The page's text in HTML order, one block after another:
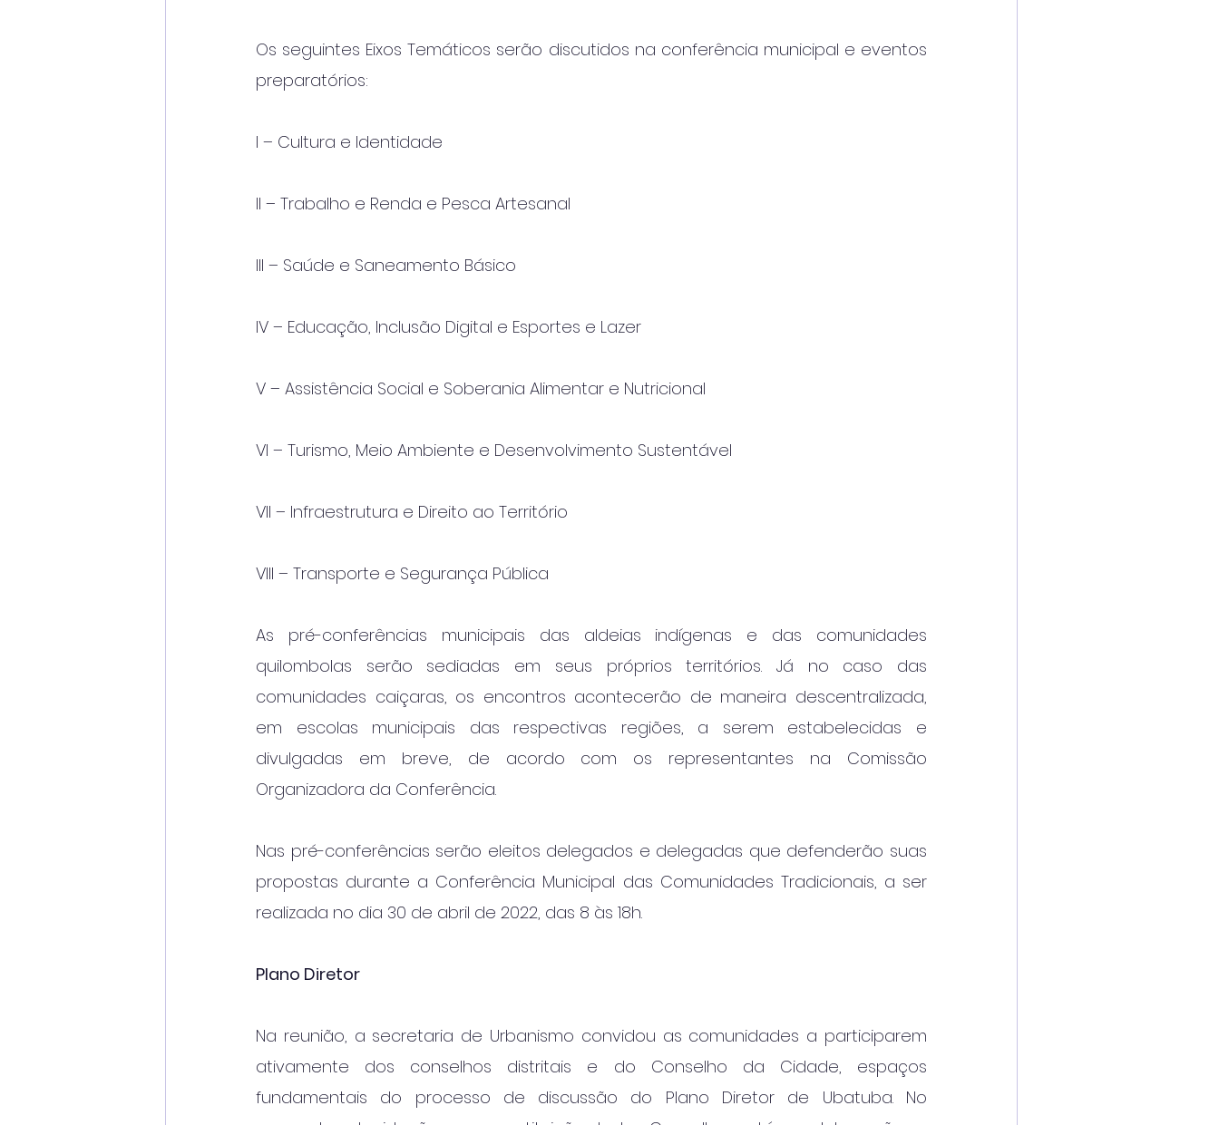
Os seguintes Eixos Temáticos serão discutidos na conferência municipal e eventos
preparatórios:
I – Cultura e Identidade
II – Trabalho e Renda e Pesca Artesanal
III – Saúde e Saneamento Básico
IV – Educação, Inclusão Digital e Esportes e Lazer
V – Assistência Social e Soberania Alimentar e Nutricional
VI – Turismo, Meio Ambiente e Desenvolvimento Sustentável
VII – Infraestrutura e Direito ao Território
VIII – Transporte e Segurança Pública
As pré-conferências municipais das aldeias indígenas e das comunidades
quilombolas serão sediadas em seus próprios territórios. Já no caso das
comunidades caiçaras, os encontros acontecerão de maneira descentralizada,
em escolas municipais das respectivas regiões, a serem estabelecidas e
divulgadas em breve, de acordo com os representantes na Comissão
Organizadora da Conferência.
Nas pré-conferências serão eleitos delegados e delegadas que defenderão suas
propostas durante a Conferência Municipal das Comunidades Tradicionais, a ser
realizada no dia 30 de abril de 2022, das 8 às 18h.
Plano Diretor
Na reunião, a secretaria de Urbanismo convidou as comunidades a participarem
ativamente dos conselhos distritais e do Conselho da Cidade, espaços
fundamentais do processo de discussão do Plano Diretor de Ubatuba. No